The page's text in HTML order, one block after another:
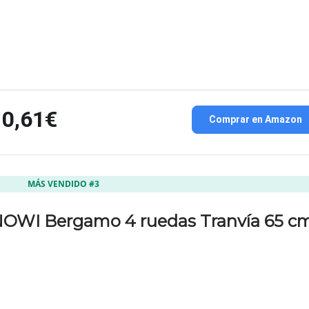
Comprar en Amazon
MÁS VENDIDO #3
Bergamo 4 ruedas Tranvía 65